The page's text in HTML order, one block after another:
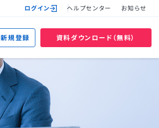
ログイン ヘルプセンター お知らせ
新規登録 資料ダウンロード（無料）